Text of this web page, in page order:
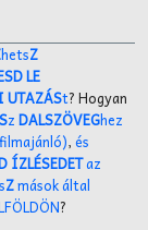
hetsZ
LE
UTAZÁSt? Hogyan
SzDALSZÖVEGhez
,és
ÍZLÉSEDETaz
Zmások által
?